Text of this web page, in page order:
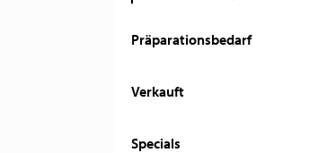
Präparationsbedarf
Verkauft
Specials